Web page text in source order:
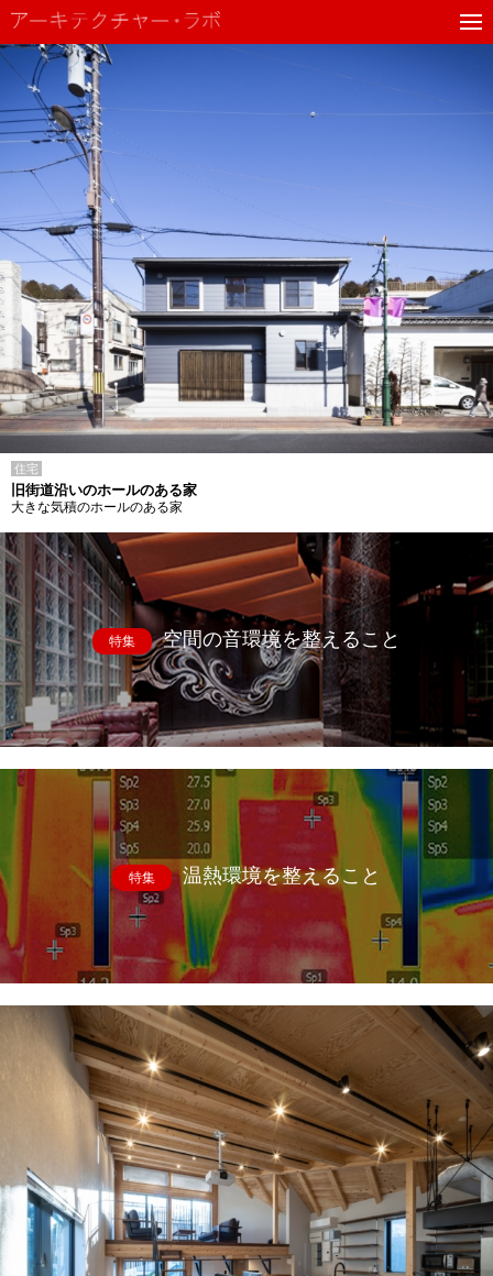
住宅
旧街道沿いのホールのある家
大きな気積のホールのある家
特集 空間の音環境を整えること
特集 温熱環境を整えること